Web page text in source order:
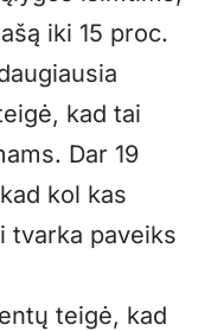
iki 15 proc.
kad tai
Dar 19
kol kas
tvarka paveiks
teigė, kad